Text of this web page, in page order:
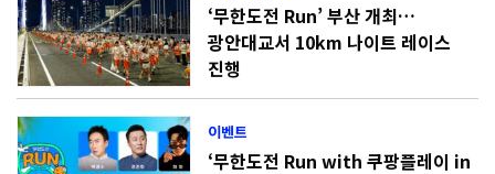
‘무한도전 Run’ 부산 개최…
광안대교서 10km 나이트 레이스
진행
이벤트
‘무한도전 Run with 쿠팡플레이 in